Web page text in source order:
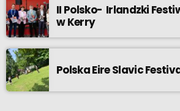
II Polsko- Irlandzki
w Kerry
Polska Eire Slavic